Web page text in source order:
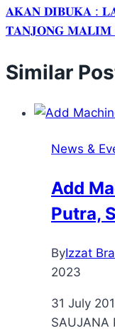
𝐀𝐊𝐀𝐍 𝐃𝐈𝐁𝐔𝐊𝐀 :
𝐓𝐀𝐍𝐉𝐎𝐍𝐆 𝐌𝐀𝐋𝐈𝐌
Similar
News &
Add
Putra,
ByIzzat
2023
31 July
SAUJANA